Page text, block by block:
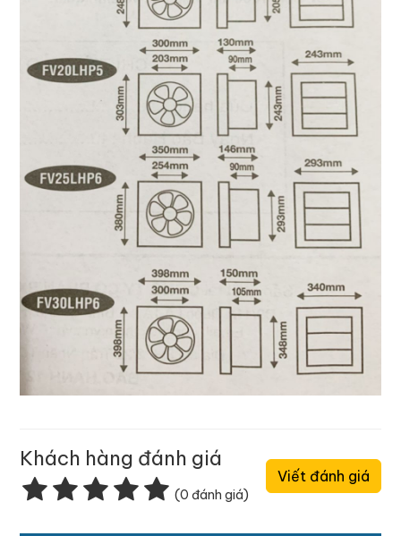
Khách hàng đánh giá
(0 đánh giá)
Viết đánh giá